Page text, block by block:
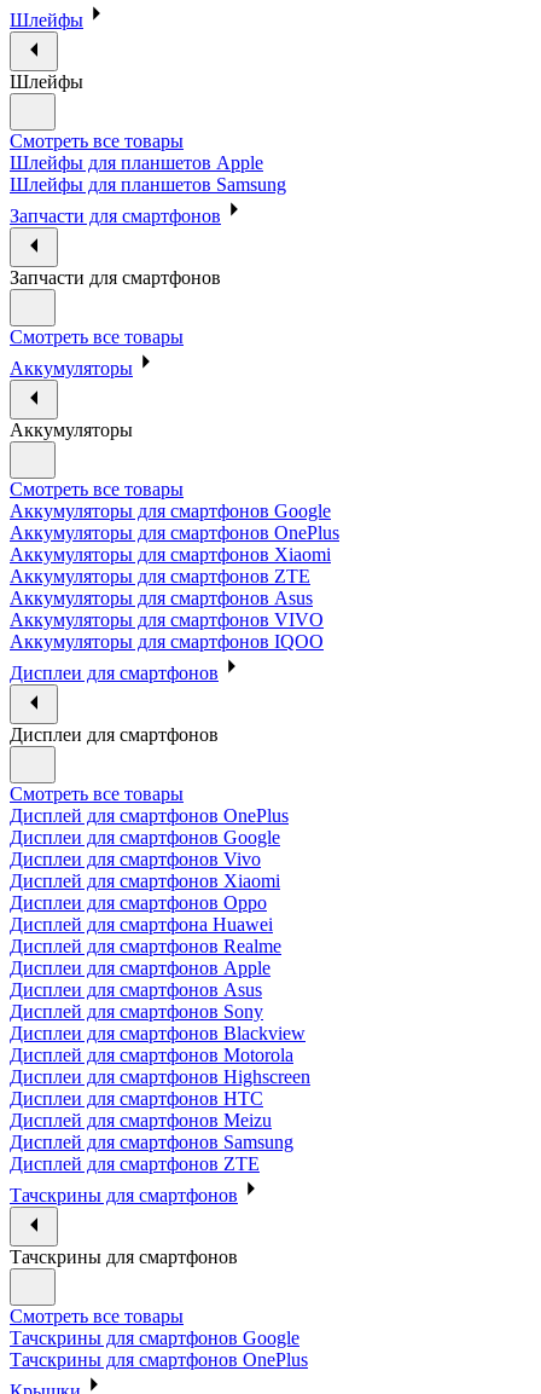
Шлейфы
Шлейфы
Смотреть все товары
Шлейфы для планшетов Apple
Шлейфы для планшетов Samsung
Запчасти для смартфонов
Запчасти для смартфонов
Смотреть все товары
Аккумуляторы
Аккумуляторы
Смотреть все товары
Аккумуляторы для смартфонов Google
Аккумуляторы для смартфонов OnePlus
Аккумуляторы для смартфонов Xiaomi
Аккумуляторы для смартфонов ZTE
Аккумуляторы для cмартфонов Asus
Аккумуляторы для смартфонов VIVO
Аккумуляторы для смартфонов IQOO
Дисплеи для смартфонов
Дисплеи для смартфонов
Смотреть все товары
Дисплей для смартфонов OnePlus
Дисплеи для смартфонов Google
Дисплеи для смартфонов Vivo
Дисплей для смартфонов Xiaomi
Дисплеи для смартфонов Oppo
Дисплей для смартфона Huawei
Дисплей для смартфонов Realme
Дисплеи для смартфонов Apple
Дисплеи для смартфонов Asus
Дисплей для смартфонов Sony
Дисплеи для смартфонов Blackview
Дисплей для смартфонов Motorola
Дисплеи для смартфонов Highscreen
Дисплеи для смартфонов HTC
Дисплей для смартфонов Meizu
Дисплей для смартфонов Samsung
Дисплей для смартфонов ZTE
Тачскрины для смартфонов
Тачскрины для смартфонов
Смотреть все товары
Тачскрины для смартфонов Google
Тачскрины для смартфонов OnePlus